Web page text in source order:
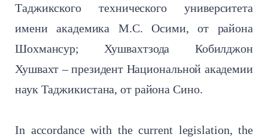
Таджикского технического университета
имени академика М.С. Осими, от района
Шохмансур; Хушвахтзода Кобилджон
Хушвахт – президент Национальной академии
наук Таджикистана, от района Сино.
In accordance with the current legislation, the